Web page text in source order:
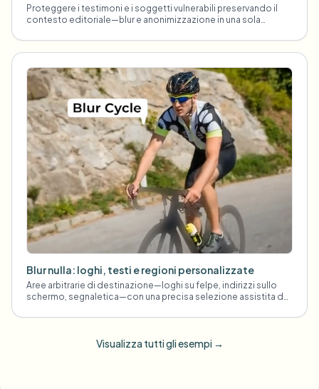
Proteggere i testimoni e i soggetti vulnerabili preservando il
contesto editoriale—blur e anonimizzazione in una sola
Blur nulla: loghi, testi e regioni personalizzate
Aree arbitrarie di destinazione—loghi su felpe, indirizzi sullo
schermo, segnaletica—con una precisa selezione assistita da
Visualizza tutti gli esempi →